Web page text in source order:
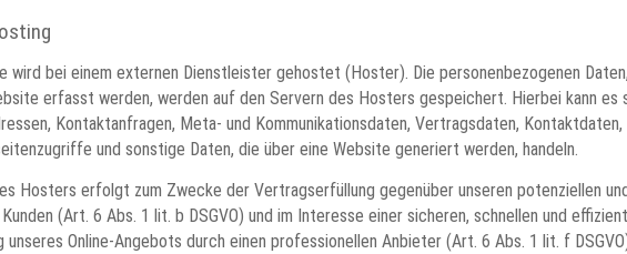
wird bei einem externen Dienstleister gehostet (Hoster). Die personenbezogenen
erfasst werden, werden auf den Servern des Hosters gespeichert. Hierbei kann es
Kontaktanfragen, Meta- und Kommunikationsdaten, Vertragsdaten, Kontaktdaten,
und sonstige Daten, die über eine Website generiert werden, handeln.
Hosters erfolgt zum Zwecke der Vertragserfüllung gegenüber unseren potenziellen
(Art. 6 Abs. 1 lit. b DSGVO) und im Interesse einer sicheren, schnellen und
unseres Online-Angebots durch einen professionellen Anbieter (Art. 6 Abs. 1 lit. f